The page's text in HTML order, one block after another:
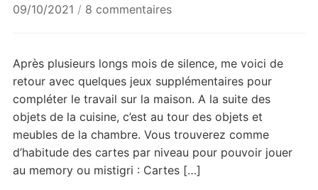
09/10/2021 / 8 commentairessur
langage
sur
les
objets
de
la
chambre
Après plusieurs longs mois de silence, me voici de
retour avec quelques jeux supplémentaires pour
compléter le travail sur la maison. A la suite des
objets de la cuisine, c’est au tour des objets et
meubles de la chambre. Vous trouverez comme
d’habitude des cartes par niveau pour pouvoir jouer
au memory ou mistigri : Cartes […]